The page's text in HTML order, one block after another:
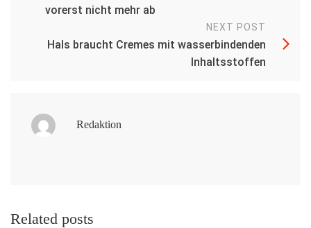
vorerst nicht mehr ab
NEXT POST
Hals braucht Cremes mit wasserbindenden
Inhaltsstoffen
Redaktion
Related posts